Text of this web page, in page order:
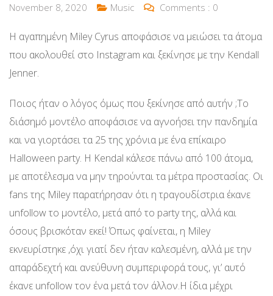
November 8, 2020 Music Comments : 0
H αγαπημένη Miley Cyrus αποφάσισε να μειώσει τα άτομα
που ακολουθεί στο Instagram και ξεκίνησε με την Kendall
Jenner.
Ποιος ήταν ο λόγος όμως που ξεκίνησε από αυτήν ;Το
διάσημό μοντέλο αποφάσισε να αγνοήσει την πανδημία
και να γιορτάσει τα 25 της χρόνια με ένα επίκαιρο
Halloween party. Η Kendal κάλεσε πάνω από 100 άτομα,
με αποτέλεσμα να μην τηρούνται τα μέτρα προστασίας. Οι
fans της Miley παρατήρησαν ότι η τραγουδίστρια έκανε
unfollow το μοντέλο, μετά από το party της, αλλά και
όσους βρισκόταν εκεί! Όπως φαίνεται, η Miley
εκνευρίστηκε ,όχι γιατί δεν ήταν καλεσμένη, αλλά με την
απαράδεχτή και ανεύθυνη συμπεριφορά τους, γι’ αυτό
έκανε unfollow τον ένα μετά τον άλλον.Η ίδια μέχρι